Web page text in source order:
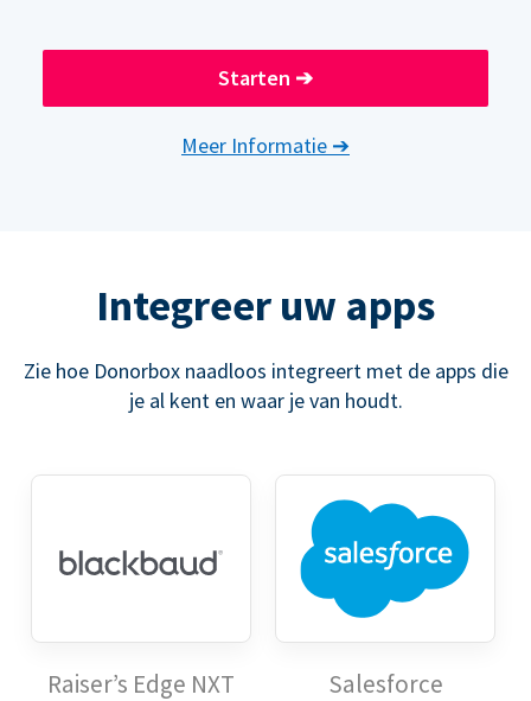
Starten ➔
Meer Informatie ➔
Integreer uw apps
Zie hoe Donorbox naadloos integreert met de apps die
je al kent en waar je van houdt.
Raiser’s Edge NXT Salesforce